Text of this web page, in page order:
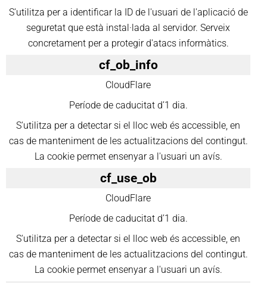
S'utilitza per a identificar la ID de l'usuari de l'aplicació de
seguretat que està instal·lada al servidor. Serveix
concretament per a protegir d'atacs informàtics.
cf_ob_info
CloudFlare
Període de caducitat d’1 dia.
S'utilitza per a detectar si el lloc web és accessible, en
cas de manteniment de les actualitzacions del contingut.
La cookie permet ensenyar a l'usuari un avís.
cf_use_ob
CloudFlare
Període de caducitat d’1 dia.
S'utilitza per a detectar si el lloc web és accessible, en
cas de manteniment de les actualitzacions del contingut.
La cookie permet ensenyar a l'usuari un avís.